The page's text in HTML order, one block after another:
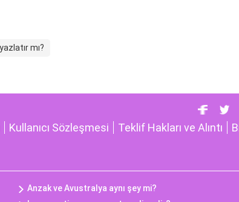
mı?
Kullanıcı Sözleşmesi Teklif Hakları ve Alıntı
Anzak ve Avustralya aynı şey mi?